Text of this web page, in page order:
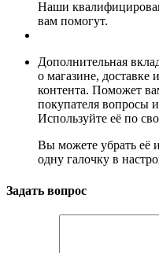
Наши
вам помогут.
Дополнительная
о магазине, доставке
контента. Поможет
покупателя вопросы
Используйте её по
Вы можете убрать её
одну галочку в
Задать вопрос